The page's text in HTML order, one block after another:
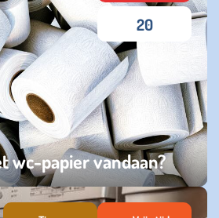
wc-papier vandaan?
20